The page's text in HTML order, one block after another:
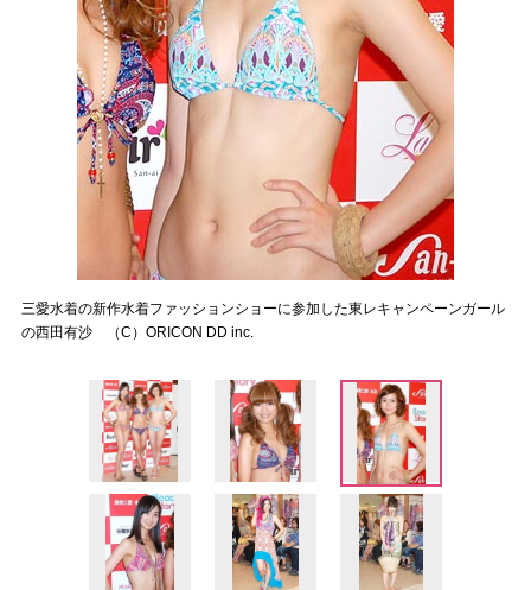
三愛水着の新作水着ファッションショーに参加した東レキャンペーンガール
の西田有沙 （C）ORICON DD inc.